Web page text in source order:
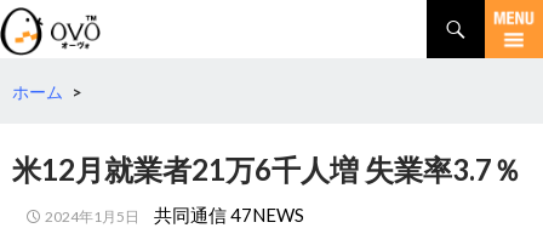
検
索
コ
テ
へ
ホーム >
米12月就業者21万6千人増 失業率3.7％
2024年1月5日 共同通信 47NEWS